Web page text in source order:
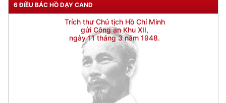
6 ĐIỀU BÁC HỒ DẠY CAND